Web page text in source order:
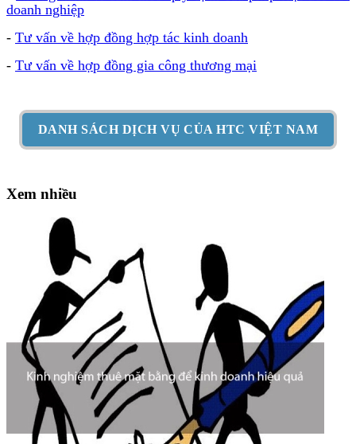
doanh nghiệp
- Tư vấn về hợp đồng hợp tác kinh doanh
- Tư vấn về hợp đồng gia công thương mại
DANH SÁCH DỊCH VỤ CỦA HTC VIỆT NAM
Xem nhiều